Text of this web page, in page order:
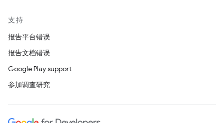
支持
报告平台错误
报告文档错误
Google Play support
参加调查研究